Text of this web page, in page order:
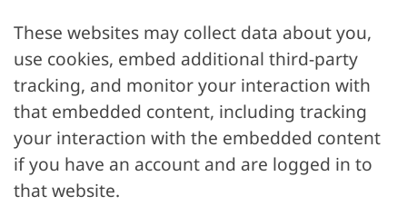
These websites may collect data about you,
use cookies, embed additional third-party
tracking, and monitor your interaction with
that embedded content, including tracking
your interaction with the embedded content
if you have an account and are logged in to
that website.